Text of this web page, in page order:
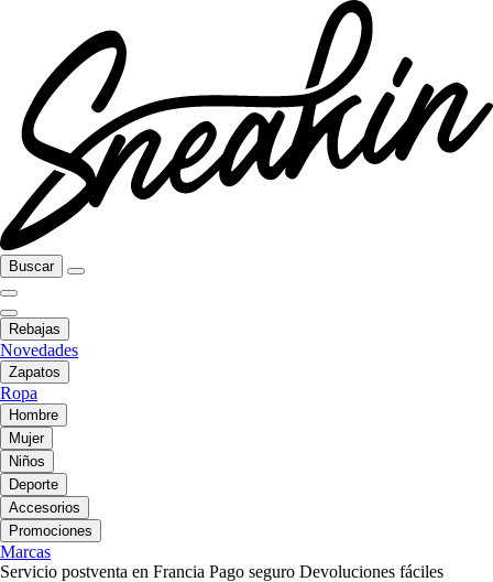
Buscar
Rebajas
Novedades
Zapatos
Ropa
Hombre
Mujer
Niños
Deporte
Accesorios
Promociones
Marcas
Servicio postventa en Francia Pago seguro Devoluciones fáciles